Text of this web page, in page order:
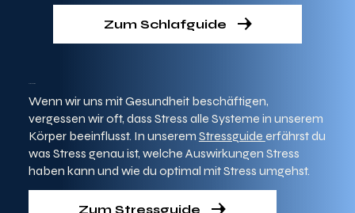
Zum Schlafguide
Wenn wir uns mit Gesundheit beschäftigen,
vergessen wir oft, dass Stress alle Systeme in unserem
Körper beeinflusst. In unserem Stressguide erfährst du
was Stress genau ist, welche Auswirkungen Stress
haben kann und wie du optimal mit Stress umgehst.
Zum Stressguide